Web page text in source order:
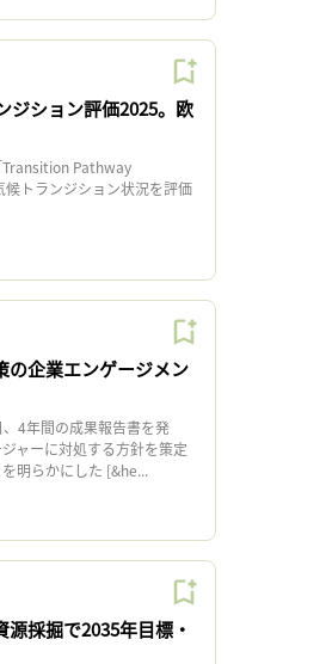
ジション評価2025。欧
Transition Pathway
トランジション状況を評価
の企業エンゲージメン
4年間の成果報告書を発
ャーに対処する方針を策定
明らかにした [&he...
源採掘で2035年目標・